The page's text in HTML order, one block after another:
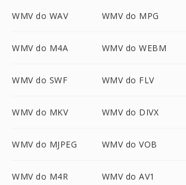
WMV do WAV WMV do MPG
WMV do M4A WMV do WEBM
WMV do SWF WMV do FLV
WMV do MKV WMV do DIVX
WMV do MJPEG WMV do VOB
WMV do M4R WMV do AV1